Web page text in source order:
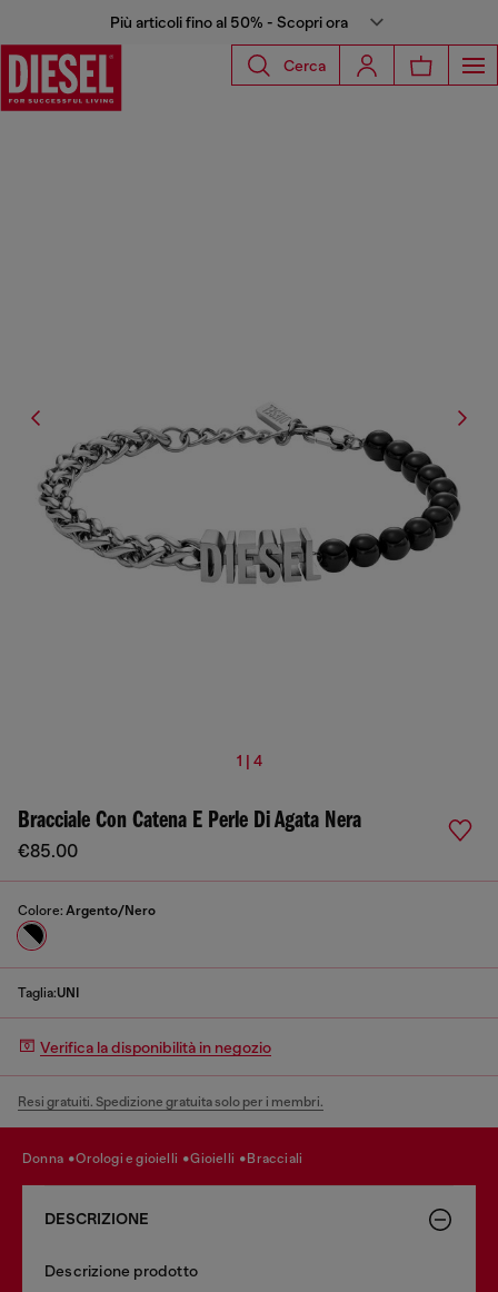
Più articoli fino al 50% - Scopri ora
Cerca
1 | 4
Bracciale Con Catena E Perle Di Agata Nera
€85.00
Colore: Argento/Nero
Taglia:UNI
Verifica la disponibilità in negozio
Resi gratuiti. Spedizione gratuita solo per i membri.
donna orologi e gioielli gioielli bracciali
DESCRIZIONE
Descrizione prodotto